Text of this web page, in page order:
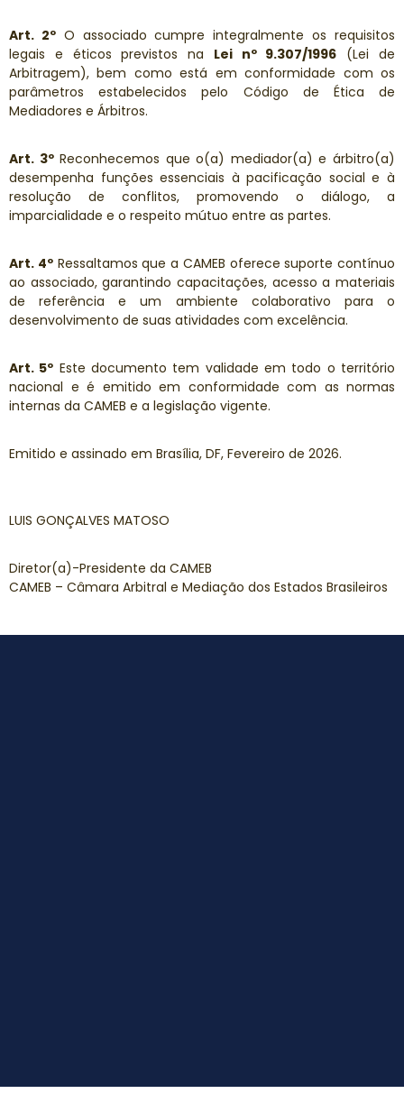
Art. 2ºO associado cumpre integralmente os requisitos
legais e éticos previstos na Lei nº 9.307/1996 (Lei de
Arbitragem), bem como está em conformidade com os
parâmetros estabelecidos pelo Código de Ética de
Mediadores e Árbitros.
Art. 3ºReconhecemos que o(a) mediador(a) e árbitro(a)
desempenha funções essenciais à pacificação social e à
resolução de conflitos, promovendo o diálogo, a
imparcialidade e o respeito mútuo entre as partes.
Art. 4ºRessaltamos que a CAMEB oferece suporte contínuo
ao associado, garantindo capacitações, acesso a materiais
de referência e um ambiente colaborativo para o
desenvolvimento de suas atividades com excelência.
Art. 5º Este documento tem validade em todo o território
nacional e é emitido em conformidade com as normas
internas da CAMEB e a legislação vigente.
Emitido e assinado em Brasília, DF, Fevereiro de 2026.
LUIS GONÇALVES MATOSO
Diretor(a)-Presidente da CAMEB
CAMEB – Câmara Arbitral e Mediação dos Estados Brasileiros